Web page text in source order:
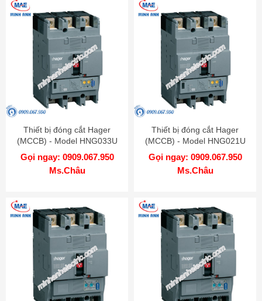
Thiết bị đóng cắt Hager
(MCCB) - Model HNG033U
Gọi ngay: 0909.067.950
Ms.Châu
Thiết bị đóng cắt Hager
(MCCB) - Model HNG021U
Gọi ngay: 0909.067.950
Ms.Châu